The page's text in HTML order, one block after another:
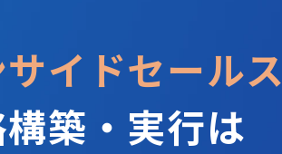
イドセールス
築・実行は